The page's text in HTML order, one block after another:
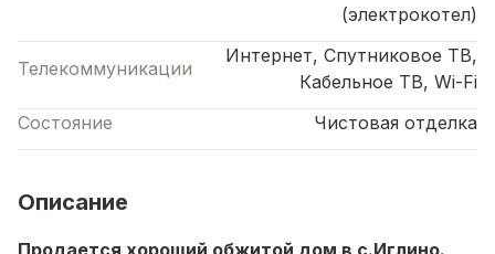
(электрокотел)
Телекоммуникации
Интернет, Спутниковое ТВ,
Кабельное ТВ, Wi-Fi
Состояние
Чистовая отделка
Описание
Продается хороший обжитой дом в с.Иглино.